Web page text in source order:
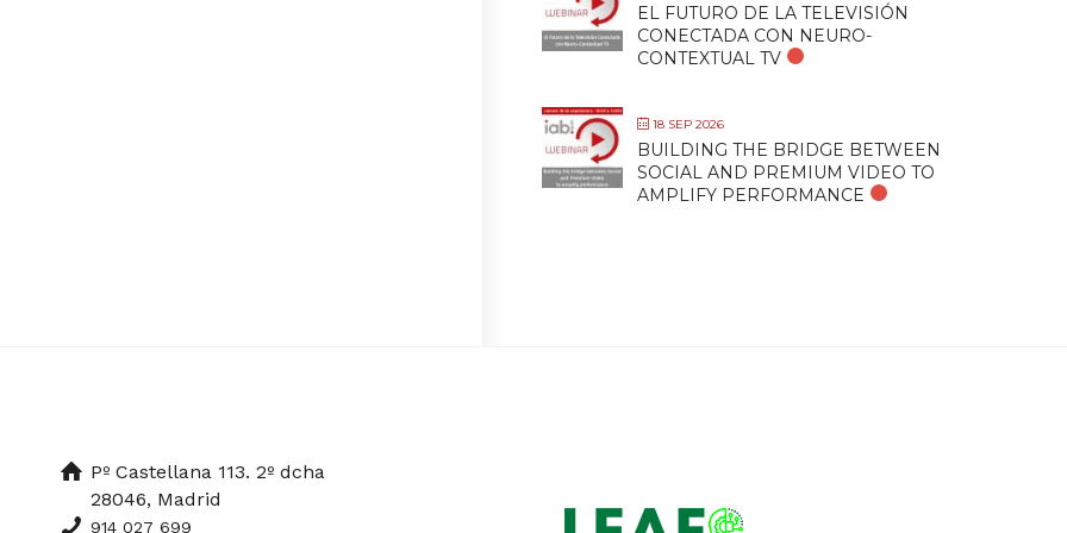
EL FUTURO DE LA TELEVISIÓN
CONECTADA CON NEURO-
CONTEXTUAL TV
18 SEP 2026
BUILDING THE BRIDGE BETWEEN
SOCIAL AND PREMIUM VIDEO TO
AMPLIFY PERFORMANCE
Pº Castellana 113. 2º dcha
28046, Madrid
914 027 699